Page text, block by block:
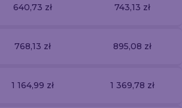
640,73 zł 743,13 zł
768,13 zł 895,08 zł
1 164,99 zł 1 369,78 zł